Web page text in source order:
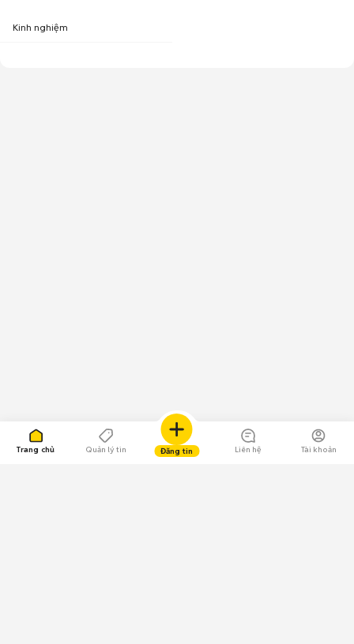
Trang chủ Quản lý tin Đăng tin Liên hệ Tài khoản
Kinh nghiệm